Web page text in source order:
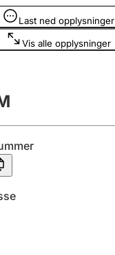
slette
Last ned opplysninger
Vis alle opplysninger